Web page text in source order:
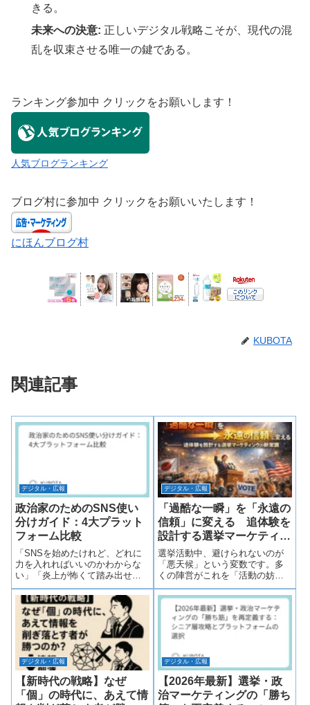
きる。
未来への決意: 正しいデジタル戦略こそが、現代の混
乱を収束させる唯一の鍵である。
ランキング参加中 クリックをお願いします！
人気ブログランキング
ブログ村に参加中 クリックをお願いいたします！
にほんブログ村
KUBOTA
関連記事
デジタル・広報
政治家のためのSNS使い
分けガイド：4大プラット
フォーム比較
「SNSを始めたけれど、どれに
力を入れればいいのかわからな
い」「炎上が怖くて踏み出せな
い」という声をよく伺います。
政治家にとって、SNSは単なる
情報発信ツールではなく、「有
権者との対話」であり「世論形
成の戦場」です。今回は、X、
TikTok...
デジタル・広報
「過酷な一瞬」を「永遠の
信頼」に変える 追体験を
設計する選挙マーケティン
グの新常識
選挙活動中、避けられないのが
「悪天候」という変数です。多
くの陣営がこれを「活動の妨
げ」と捉える中、マーケティン
グエンジニアの視点は異なりま
す。過酷な条件下での活動は、
正しくエンジニアリングされる
ことで、有権者の心を動かす
「偽造不可能な稼働ロ...
デジタル・広報
【新時代の戦略】なぜ
「個」の時代に、あえて情
デジタル・広報
【2026年最新】選挙・政
治マーケティングの「勝ち